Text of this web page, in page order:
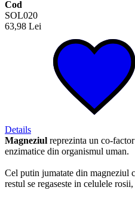
Cod
SOL020
63,98 Lei
Details
Magneziul reprezinta un co-
enzimatice din organismul uman.
Cel putin jumatate din magneziul
restul se regaseste in celulele